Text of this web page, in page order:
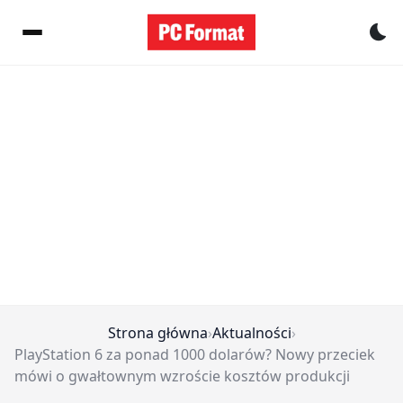
Strona główna›Aktualności›
PlayStation 6 za ponad 1000 dolarów? Nowy przeciek
mówi o gwałtownym wzroście kosztów produkcji